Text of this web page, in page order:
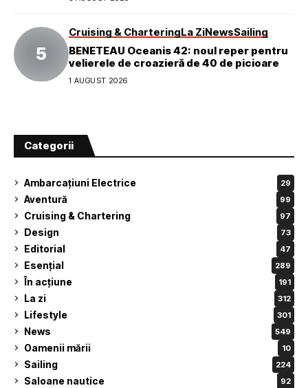
Cruising & CharteringLa ZiNewsSailing
BENETEAU Oceanis 42: noul reper pentru
velierele de croazieră de 40 de picioare
1 AUGUST 2026
Categorii
Ambarcațiuni Electrice 29
Aventură 99
Cruising & Chartering 97
Design 73
Editorial 47
Esențial 289
În acțiune 191
La zi 312
Lifestyle 301
News 549
Oamenii mării 10
Sailing 224
Saloane nautice 92